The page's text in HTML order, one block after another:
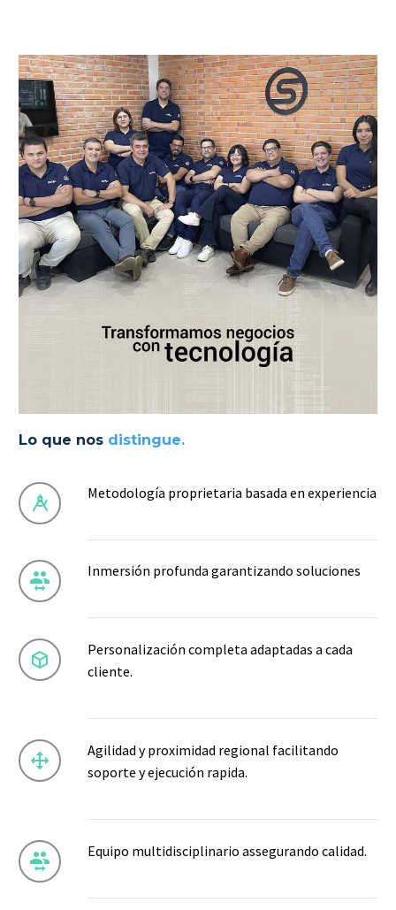
Lo que nos distingue.

 Metodología proprietaria basada en experiencia

 Inmersión profunda garantizando soluciones


Personalización completa adaptadas a cada
cliente.


Agilidad y proximidad regional facilitando
soporte y ejecución rapida.

 Equipo multidisciplinario assegurando calidad.